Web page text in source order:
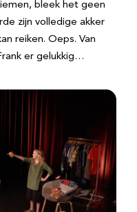
bleek het geen
zijn volledige akker
reiken. Oeps. Van
er gelukkig…